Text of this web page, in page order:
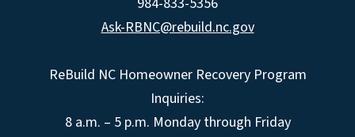
Ask-RBNC@rebuild.nc.gov
ReBuild NC Homeowner Recovery Program
Inquiries:
8 a.m. – 5 p.m. Monday through Friday